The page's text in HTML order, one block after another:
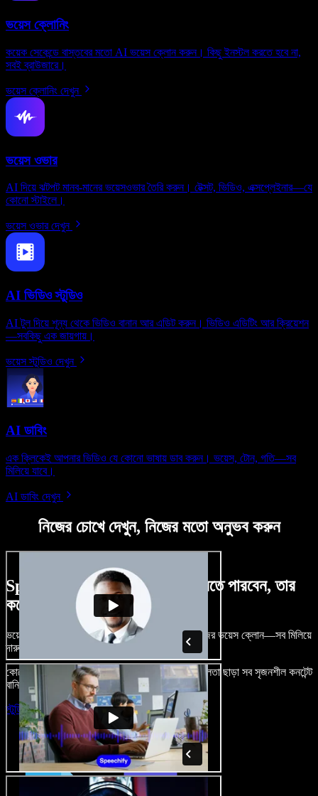
ভয়েস ক্লোনিং
কয়েক সেকেন্ডে বাস্তবের মতো AI ভয়েস ক্লোন করুন। কিছু ইনস্টল করতে হবে না,
সবই ব্রাউজারে।
ভয়েস ক্লোনিং দেখুন
ভয়েস ওভার
AI দিয়ে ঝটপট মানব-মানের ভয়েসওভার তৈরি করুন। টেক্সট, ভিডিও, এক্সপ্লেইনার—যে
কোনো স্টাইলে।
ভয়েস ওভার দেখুন
AI ভিডিও স্টুডিও
AI টুল দিয়ে শূন্য থেকে ভিডিও বানান আর এডিট করুন। ভিডিও এডিটিং আর ক্রিয়েশন
—সবকিছু এক জায়গায়।
ভয়েস স্টুডিও দেখুন
AI ডাবিং
এক ক্লিকেই আপনার ভিডিও যে কোনো ভাষায় ডাব করুন। ভয়েস, টোন, গতি—সব
মিলিয়ে যাবে।
AI ডাবিং দেখুন
নিজের চোখে দেখুন, নিজের মতো অনুভব করুন
Speechify Studio দিয়ে কী কী করতে পারবেন, তার
কয়েকটা উদাহরণ দেখুন
ভয়েসওভার, রয়্যালটি-ফ্রি ছবি, অডিও, ভিডিও যোগ, নিজের ভয়েস ক্লোন—সব মিলিয়ে
দারুণ মনে রাখার মতো অডিও-ভিডিও প্রজেক্ট বানান।
কোনো শেখার ঝামেলা নেই, শুধু ব্রাউজারে খুলুন—আর দুর্বলতা ছাড়া সব সৃজনশীল কনটেন্ট
বানিয়ে ফেলুন।
স্টুডিও চালু করুন